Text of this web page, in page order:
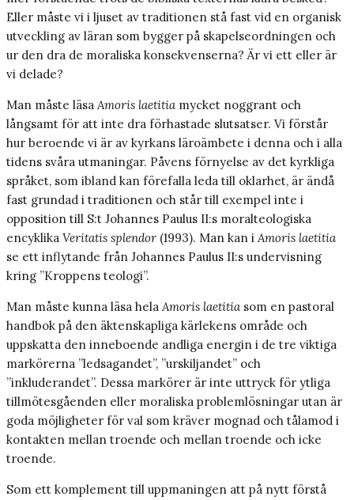
Eller måste vi i ljuset av traditionen stå fast vid en organisk
utveckling av läran som bygger på skapelseordningen och
ur den dra de moraliska konsekvenserna? Är vi ett eller är
vi delade?
Man måste läsaAmoris laetitia mycket noggrant och
långsamt för att inte dra förhastade slutsatser. Vi förstår
hur beroende vi är av kyrkans läroämbete i denna och i alla
tidens svåra utmaningar. Påvens förnyelse av det kyrkliga
språket, som ibland kan förefalla leda till oklarhet, är ändå
fast grundad i traditionen och står till exempel inte i
opposition till S:t Johannes Paulus II:s moralteologiska
encyklika Veritatis splendor (1993). Man kan iAmoris laetitia
se ett inflytande från Johannes Paulus II:s undervisning
kring ”Kroppens teologi”.
Man måste kunna läsa helaAmoris laetitia som en pastoral
handbok på den äktenskapliga kärlekens område och
uppskatta den inneboende andliga energin i de tre viktiga
markörerna ”ledsagandet”, ”urskiljandet” och
”inkluderandet”. Dessa markörer är inte uttryck för ytliga
tillmötesgåenden eller moraliska problemlösningar utan är
goda möjligheter för val som kräver mognad och tålamod i
kontakten mellan troende och mellan troende och icke
troende.
Som ett komplement till uppmaningen att på nytt förstå